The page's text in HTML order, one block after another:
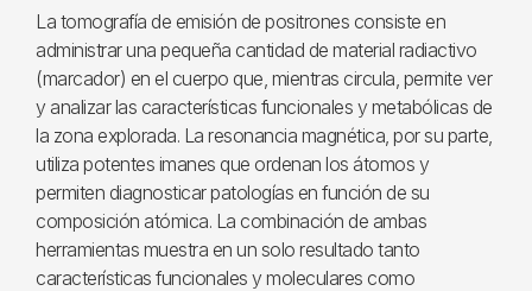
La tomografía de emisión de positrones consiste en
administrar una pequeña cantidad de material radiactivo
(marcador) en el cuerpo que, mientras circula, permite ver
y analizar las características funcionales y metabólicas de
la zona explorada. La resonancia magnética, por su parte,
utiliza potentes imanes que ordenan los átomos y
permiten diagnosticar patologías en función de su
composición atómica. La combinación de ambas
herramientas muestra en un solo resultado tanto
características funcionales y moleculares como